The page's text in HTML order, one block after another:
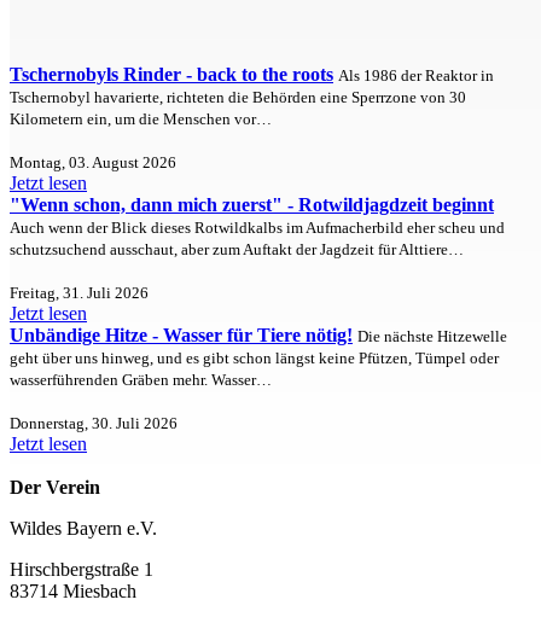
Tschernobyls Rinder - back to the roots Als 1986 der Reaktor in
Tschernobyl havarierte, richteten die Behörden eine Sperrzone von 30
Kilometern ein, um die Menschen vor…
Montag, 03. August 2026
Jetzt lesen
"Wenn schon, dann mich zuerst" - Rotwildjagdzeit beginnt
Auch wenn der Blick dieses Rotwildkalbs im Aufmacherbild eher scheu und
schutzsuchend ausschaut, aber zum Auftakt der Jagdzeit für Alttiere…
Freitag, 31. Juli 2026
Jetzt lesen
Unbändige Hitze - Wasser für Tiere nötig! Die nächste Hitzewelle
geht über uns hinweg, und es gibt schon längst keine Pfützen, Tümpel oder
wasserführenden Gräben mehr. Wasser…
Donnerstag, 30. Juli 2026
Jetzt lesen
Der Verein
Wildes Bayern e.V.
Hirschbergstraße 1
83714 Miesbach